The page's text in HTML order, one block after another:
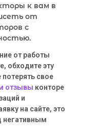
к вам в
от
с
от работы
обходите эту
потерять свое
отзывы конторе
и
на сайте, это
негативным